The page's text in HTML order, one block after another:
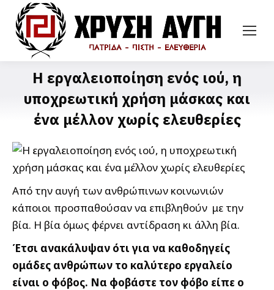
Η εργαλειοποίηση ενός ιού, η
υποχρεωτική χρήση μάσκας και
ένα μέλλον χωρίς ελευθερίες
Από την αυγή των ανθρώπινων κοινωνιών
κάποιοι προσπαθούσαν να επιβληθούν με την
βία. Η βία όμως φέρνει αντίδραση κι άλλη βία.
Έτσι ανακάλυψαν ότι για να καθοδηγείς
ομάδες ανθρώπων το καλύτερο εργαλείο
είναι ο φόβος. Να φοβάστε τον φόβο είπε ο